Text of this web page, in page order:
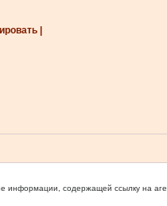
|
информации, содержащей ссылку на